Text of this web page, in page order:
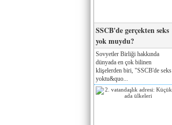
SSCB'de gerçekten seks
yok muydu?
Sovyetler Birliği hakkında
dünyada en çok bilinen
klişelerden biri, "SSCB'de seks
yoktu&quo...